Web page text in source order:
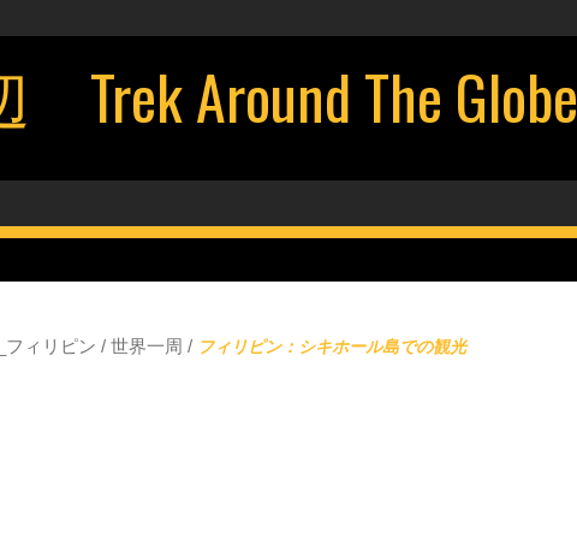
Around The Globe
フィリピン / 世界一周 / フィリピン：シキホール島での観光